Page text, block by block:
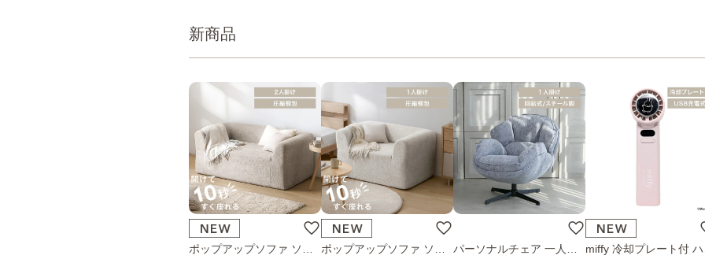
新商品
ポップアップソファ ソフ
ポップアップソファ ソフ
パーソナルチェア 一人掛
miffy 冷却プレート付